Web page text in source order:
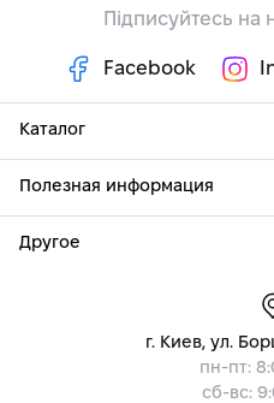
Підписуйтесь
Facebook
Каталог
Полезная информация
Другое
г. Киев, ул.
пн-пт:
сб-вс: